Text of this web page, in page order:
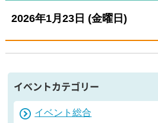
2026年1月23日 (金曜日)
イベントカテゴリー
イベント総合